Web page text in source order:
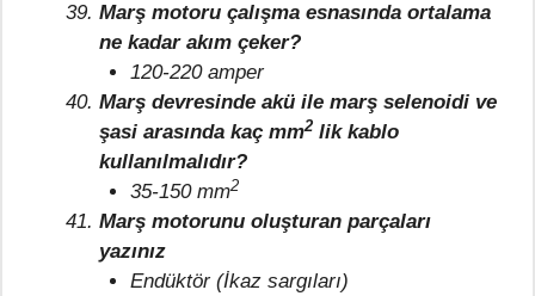
Marş motoru çalışma esnasında ortalama
ne kadar akım çeker?
120-220 amper
Marş devresinde akü ile marş selenoidi ve
şasi arasında kaç mm2 lik kablo
kullanılmalıdır?
35-150 mm2
Marş motorunu oluşturan parçaları
yazınız
Endüktör (İkaz sargıları)